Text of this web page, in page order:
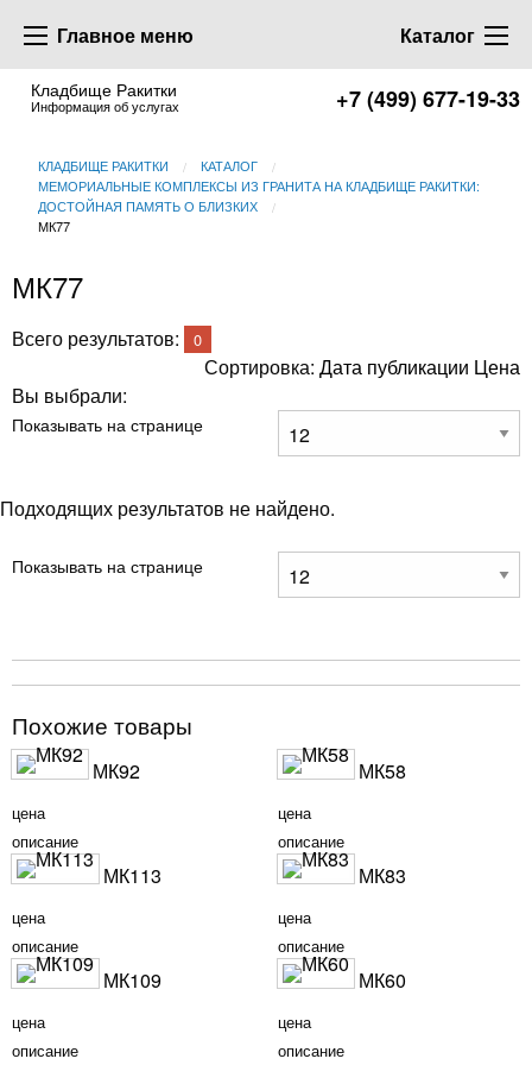
Главное меню Каталог
Кладбище Ракитки
Информация об услугах +7 (499) 677-19-33
КЛАДБИЩЕ РАКИТКИ
КАТАЛОГ
МЕМОРИАЛЬНЫЕ КОМПЛЕКСЫ ИЗ ГРАНИТА НА КЛАДБИЩЕ РАКИТКИ:
ДОСТОЙНАЯ ПАМЯТЬ О БЛИЗКИХ
МК77
МК77
Всего результатов: 0
Сортировка: Дата публикации Цена
Вы выбрали:
Показывать на странице
Подходящих результатов не найдено.
Показывать на странице
Похожие товары
МК92
цена
описание
МК58
цена
описание
МК113
цена
описание
МК83
цена
описание
МК109
цена
описание
МК60
цена
описание